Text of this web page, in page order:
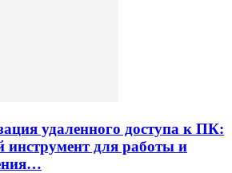
удаленного доступа к ПК:
инструмент для работы и